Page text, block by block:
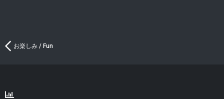
お楽しみ / Fun